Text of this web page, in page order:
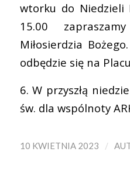
wtorku do Niedzieli
15.00
Miłosierdzia
odbędzie się na
6. W przyszłą
św. dla wspólnoty
10 KWIETNIA 2023 /